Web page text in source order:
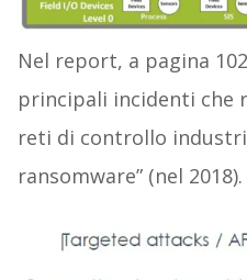
Nel report, a pagina
principali incidenti che
reti di controllo
ransomware” (nel 2018).